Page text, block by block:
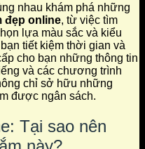
nhau khám phá những
đẹp online, từ việc tìm
lựa màu sắc và kiểu
tiết kiệm thời gian và
cho bạn những thông tin
và các chương trình
chỉ sở hữu những
được ngân sách.
Tại sao nên